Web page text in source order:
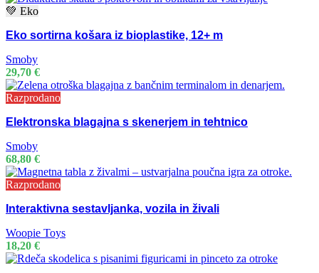
💚 Eko
Eko sortirna košara iz bioplastike, 12+ m
Smoby
29,70 €
Razprodano
Elektronska blagajna s skenerjem in tehtnico
Smoby
68,80 €
Razprodano
Interaktivna sestavljanka, vozila in živali
Woopie Toys
18,20 €